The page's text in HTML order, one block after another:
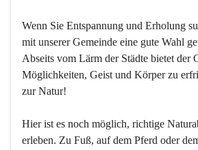
Wenn Sie Entspannung und Erholung
mit unserer Gemeinde eine gute Wahl
Abseits vom Lärm der Städte bietet der
Möglichkeiten, Geist und Körper zu
zur Natur!
Hier ist es noch möglich, richtige
erleben. Zu Fuß, auf dem Pferd oder